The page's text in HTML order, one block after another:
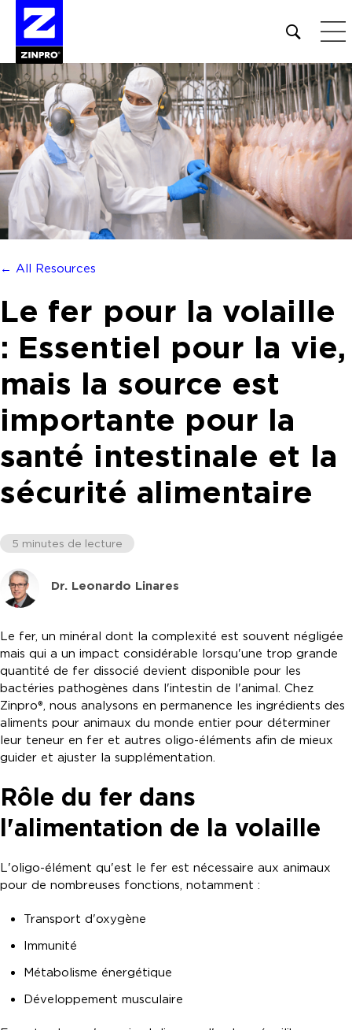
Open
site
search
form
Rechercher :
← All Resources
Le fer pour la volaille
: Essentiel pour la vie,
mais la source est
importante pour la
santé intestinale et la
sécurité alimentaire
5 minutes de lecture
Dr. Leonardo Linares
Le fer, un minéral dont la complexité est souvent négligée
mais qui a un impact considérable lorsqu'une trop grande
quantité de fer dissocié devient disponible pour les
bactéries pathogènes dans l'intestin de l'animal. Chez
Zinpro®, nous analysons en permanence les ingrédients des
aliments pour animaux du monde entier pour déterminer
leur teneur en fer et autres oligo-éléments afin de mieux
guider et ajuster la supplémentation.
Rôle du fer dans
l'alimentation de la volaille
L'oligo-élément qu'est le fer est nécessaire aux animaux
pour de nombreuses fonctions, notamment :
Transport d'oxygène
Immunité
Métabolisme énergétique
Développement musculaire